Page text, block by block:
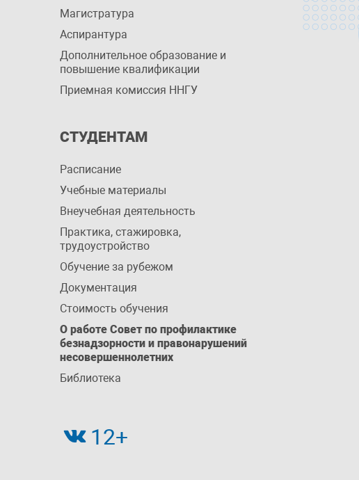
Магистратура
Аспирантура
Дополнительное образование и
повышение квалификации
Приемная комиссия ННГУ
СТУДЕНТАМ
Расписание
Учебные материалы
Внеучебная деятельность
Практика, стажировка,
трудоустройство
Обучение за рубежом
Документация
Стоимость обучения
О работе Совет по профилактике
безнадзорности и правонарушений
несовершеннолетних
Библиотека
12+